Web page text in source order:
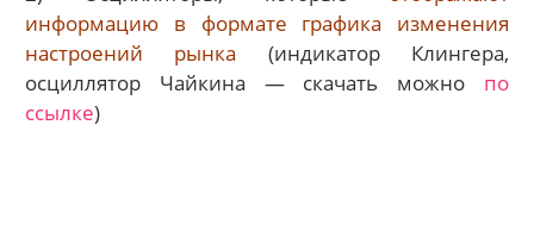
информацию в формате графика изменения
настроений рынка (индикатор Клингера,
осциллятор Чайкина — скачать можно по
ссылке)